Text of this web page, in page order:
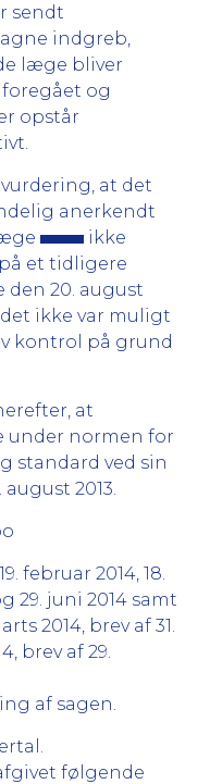
sendt
indgreb,
læge bliver
og
opstår
at det
anerkendt
ikke
et tidligere
den 20. august
ikke var muligt
kontrol på grund
at
under normen for
standard ved sin
august 2013.
februar 2014, 18.
29. juni 2014 samt
2014, brev af 31.
brev af 29.
af sagen.
følgende